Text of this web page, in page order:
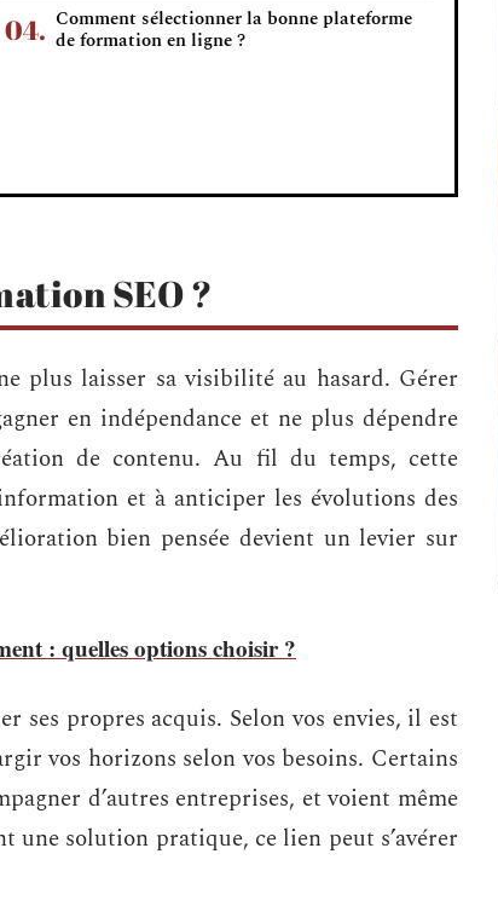
Comment sélectionner la bonne plateforme
de formation en ligne ?
SEO ?
plus laisser sa visibilité au hasard. Gérer
en indépendance et ne plus dépendre
de contenu. Au fil du temps, cette
et à anticiper les évolutions des
bien pensée devient un levier sur
: quelles options choisir ?
ses propres acquis. Selon vos envies, il est
vos horizons selon vos besoins. Certains
d’autres entreprises, et voient même
une solution pratique, ce lien peut s’avérer